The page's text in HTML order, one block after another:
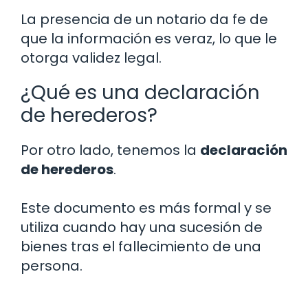
La presencia de un notario da fe de
que la información es veraz, lo que le
otorga validez legal.
¿Qué es una declaración
de herederos?
Por otro lado, tenemos la declaración
de herederos.
Este documento es más formal y se
utiliza cuando hay una sucesión de
bienes tras el fallecimiento de una
persona.